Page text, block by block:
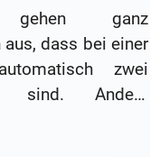
gehen ganz
dass bei einer
zwei
sind. Andere
nur ein
Gewohnheit,